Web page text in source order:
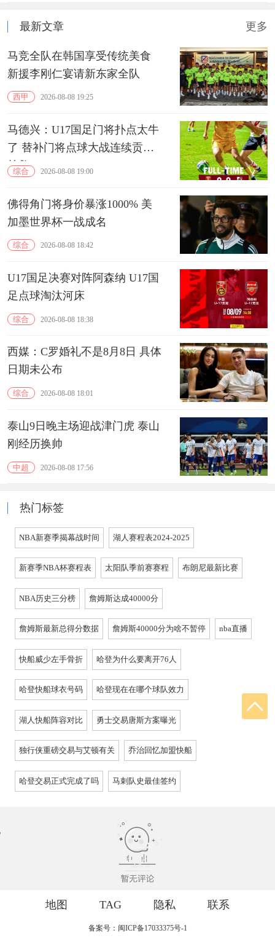
最新文章 更多
马竞全队在韩国享受传统美食
新援李刚仁宴请新东家全队
西甲 2026-08-08 19:25
马德兴：U17国足门将扑点太牛
了 替补门将点球大战连续贡献
扑救
综合 2026-08-08 19:00
佛得角门将身价暴涨1000% 美
加墨世界杯一战成名
综合 2026-08-08 18:42
U17国足决赛对阵阿森纳 U17国
足点球淘汰河床
综合 2026-08-08 18:38
西媒：C罗婚礼不是8月8日 具体
日期未公布
综合 2026-08-08 18:01
泰山9日晚主场迎战津门虎 泰山
刚经历换帅
中超 2026-08-08 17:56
热门标签
NBA新赛季揭幕战时间 湖人赛程表2024-2025
新赛季NBA杯赛程表 太阳队季前赛赛程 布朗尼最新比赛
NBA历史三分榜 詹姆斯达成40000分
詹姆斯最新总得分数据 詹姆斯40000分为啥不暂停 nba直播
快船威少左手骨折 哈登为什么要离开76人
哈登快船球衣号码 哈登现在在哪个球队效力
湖人快船阵容对比 勇士交易唐斯方案曝光
独行侠重磅交易与艾顿有关 乔治回忆加盟快船
哈登交易正式完成了吗 马刺队史最佳签约
地图 TAG 隐私 联系
备案号：闽ICP备17033375号-1